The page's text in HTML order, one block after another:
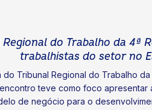
do Trabalho da 4ª
trabalhistas do setor no
Tribunal Regional do Trabalho
teve como foco
de negócio para o